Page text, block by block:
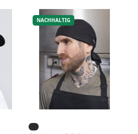
NACHHALTIG